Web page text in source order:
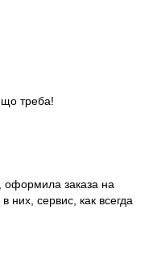
що треба!
оформила заказа на
сервис, как всегда